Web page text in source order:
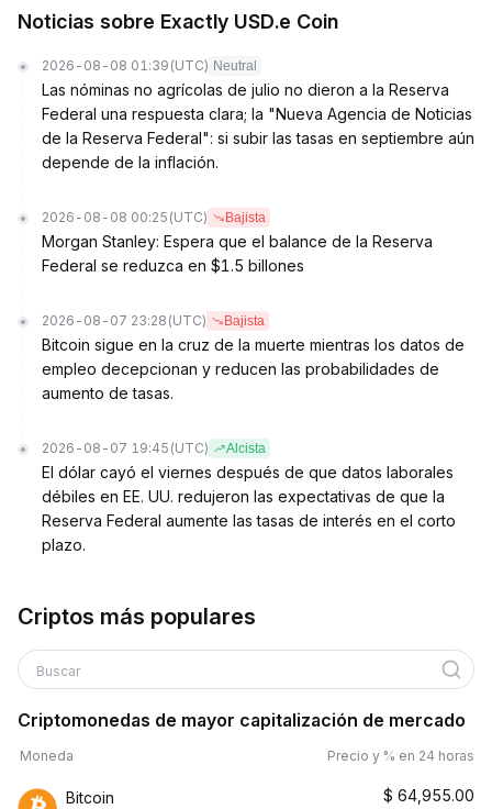
Noticias sobre Exactly USD.e Coin
2026-08-08 01:39 (UTC) Neutral
Las nóminas no agrícolas de julio no dieron a la Reserva
Federal una respuesta clara; la "Nueva Agencia de Noticias
de la Reserva Federal": si subir las tasas en septiembre aún
depende de la inflación.
2026-08-08 00:25 (UTC) Bajista
Morgan Stanley: Espera que el balance de la Reserva
Federal se reduzca en $1.5 billones
2026-08-07 23:28 (UTC) Bajista
Bitcoin sigue en la cruz de la muerte mientras los datos de
empleo decepcionan y reducen las probabilidades de
aumento de tasas.
2026-08-07 19:45 (UTC) Alcista
El dólar cayó el viernes después de que datos laborales
débiles en EE. UU. redujeron las expectativas de que la
Reserva Federal aumente las tasas de interés en el corto
plazo.
Criptos más populares
Buscar
Criptomonedas de mayor capitalización de mercado
Moneda Precio y % en 24 horas
Bitcoin $ 64,955.00